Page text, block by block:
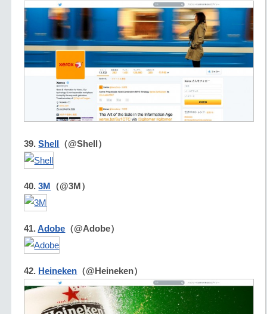
39.Shell （@Shell）
40.3M （@3M）
41.Adobe （@Adobe）
42. Heineken （@Heineken）